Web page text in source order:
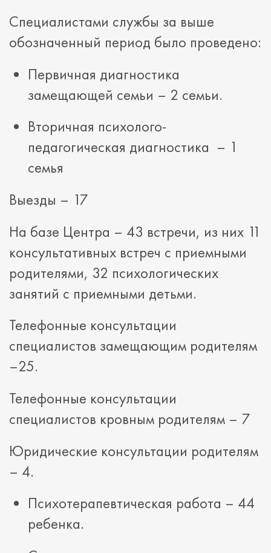
Специалистами службы за выше
обозначенный период было проведено:
Первичная диагностика
замещающей семьи – 2 семьи.
Вторичная психолого-
педагогическая диагностика – 1
семья
Выезды – 17
На базе Центра – 43 встречи, из них 11
консультативных встреч с приемными
родителями, 32 психологических
занятий с приемными детьми.
Телефонные консультации
специалистов замещающим родителям
–25.
Телефонные консультации
специалистов кровным родителям – 7
Юридические консультации родителям
– 4.
Психотерапевтическая работа – 44
ребенка.